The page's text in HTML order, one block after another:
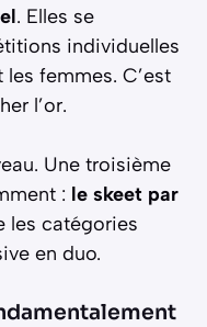
. Elles se
individuelles
femmes. C’est
l’or.
Une troisième
: le skeet par
les catégories
en duo.